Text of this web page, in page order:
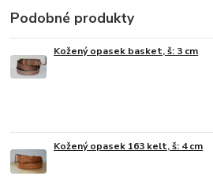
Podobné produkty
Kožený opasek basket, š: 3 cm
Kožený opasek 163 kelt, š: 4 cm